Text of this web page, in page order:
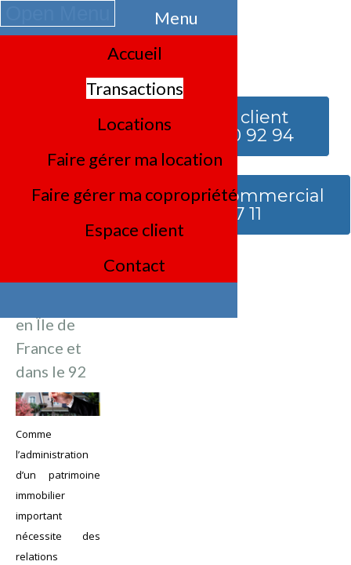
Menu
Accueil
Transactions
Locations
Faire gérer ma location
Faire gérer ma copropriété
Espace client
Contact
Espace client
Service client
01 75 90 92 94
Service commercial
01 85 53 07 11
Transactions
en Île de
France et
dans le 92
Comme
l’administration
d’un patrimoine
immobilier
important
nécessite des
relations